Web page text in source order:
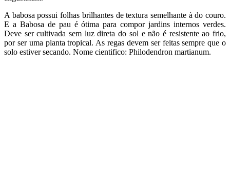
A babosa possui folhas brilhantes de textura semelhante à do couro.
E a Babosa de pau é ótima para compor jardins internos verdes.
Deve ser cultivada sem luz direta do sol e não é resistente ao frio,
por ser uma planta tropical. As regas devem ser feitas sempre que o
solo estiver secando. Nome cientifico: Philodendron martianum.